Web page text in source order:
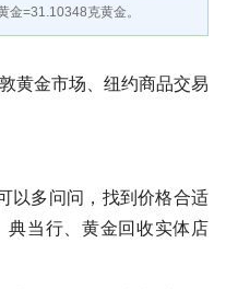
金=31.10348克黄金。
黄金市场、纽约商品交易
以多问问，找到价格合适
典当行、黄金回收实体店